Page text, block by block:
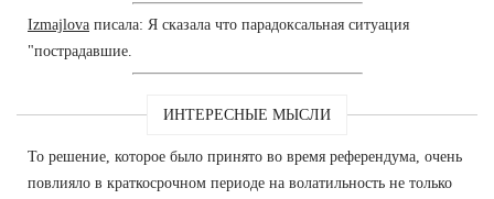
Izmajlova писала: Я сказала что парадоксальная ситуация
"пострадавшие.
ИНТЕРЕСНЫЕ МЫСЛИ
То решение, которое было принято во время референдума, очень
повлияло в краткосрочном периоде на волатильность не только